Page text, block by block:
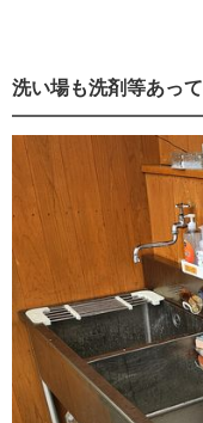
洗い場も洗剤等あっ